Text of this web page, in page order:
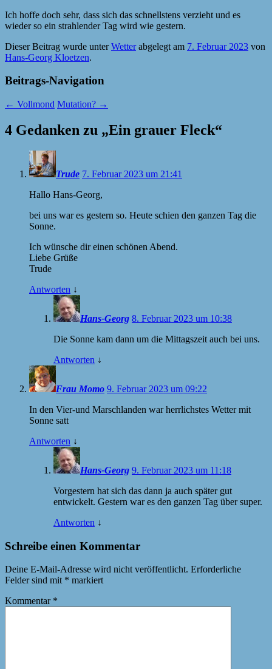
Ich hoffe doch sehr, dass sich das schnellstens verzieht und es
wieder so ein strahlender Tag wird wie gestern.
Dieser Beitrag wurde unterWetterabgelegt am 7. Februar 2023 von
Hans-Georg Kloetzen.
Beitrags-Navigation
← Vollmond Mutation? →
4 Gedanken zu „Ein grauer Fleck“
Trude 7. Februar 2023 um 21:41
Hallo Hans-Georg,
bei uns war es gestern so. Heute schien den ganzen Tag die
Sonne.
Ich wünsche dir einen schönen Abend.
Liebe Grüße
Trude
Antworten ↓
Hans-Georg 8. Februar 2023 um 10:38
Die Sonne kam dann um die Mittagszeit auch bei uns.
Antworten ↓
Frau Momo 9. Februar 2023 um 09:22
In den Vier-und Marschlanden war herrlichstes Wetter mit
Sonne satt
Antworten ↓
Hans-Georg 9. Februar 2023 um 11:18
Vorgestern hat sich das dann ja auch später gut
entwickelt. Gestern war es den ganzen Tag über super.
Antworten ↓
Schreibe einen Kommentar
Deine E-Mail-Adresse wird nicht veröffentlicht. Erforderliche
Felder sind mit * markiert
Kommentar *